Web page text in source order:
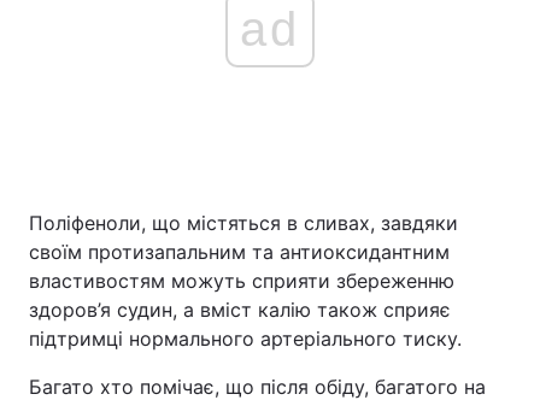
ad
Поліфеноли, що містяться в сливах, завдяки
своїм протизапальним та антиоксидантним
властивостям можуть сприяти збереженню
здоров’я судин, а вміст калію також сприяє
підтримці нормального артеріального тиску.
Багато хто помічає, що після обіду, багатого на